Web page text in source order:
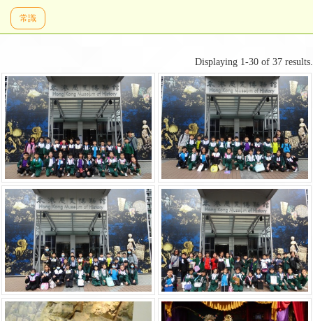
常識
Displaying 1-30 of 37 results.